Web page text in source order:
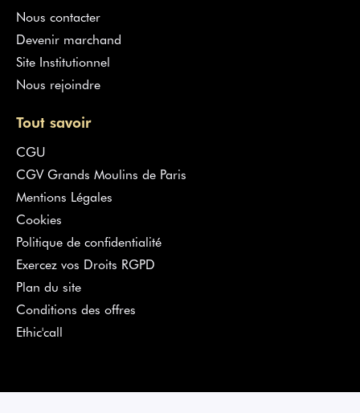
Nous contacter
Devenir marchand
Site Institutionnel
Nous rejoindre
Tout savoir
CGU
CGV Grands Moulins de Paris
Mentions Légales
Cookies
Politique de confidentialité
Exercez vos Droits RGPD
Plan du site
Conditions des offres
Ethic'call